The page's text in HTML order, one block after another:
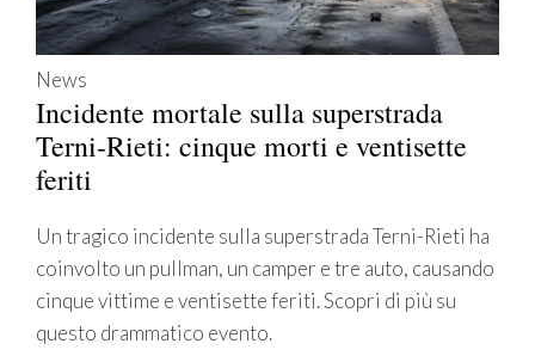
News
Incidente mortale sulla superstrada
Terni-Rieti: cinque morti e ventisette
feriti
Un tragico incidente sulla superstrada Terni-Rieti ha
coinvolto un pullman, un camper e tre auto, causando
cinque vittime e ventisette feriti. Scopri di più su
questo drammatico evento.